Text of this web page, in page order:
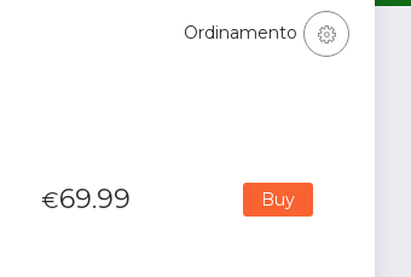
Ordinamento
€69.99 Buy